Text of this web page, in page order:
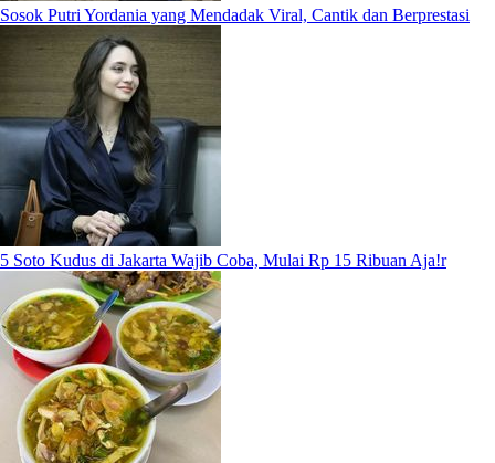
Sosok Putri Yordania yang Mendadak Viral, Cantik dan Berprestasi
5 Soto Kudus di Jakarta Wajib Coba, Mulai Rp 15 Ribuan Aja!r